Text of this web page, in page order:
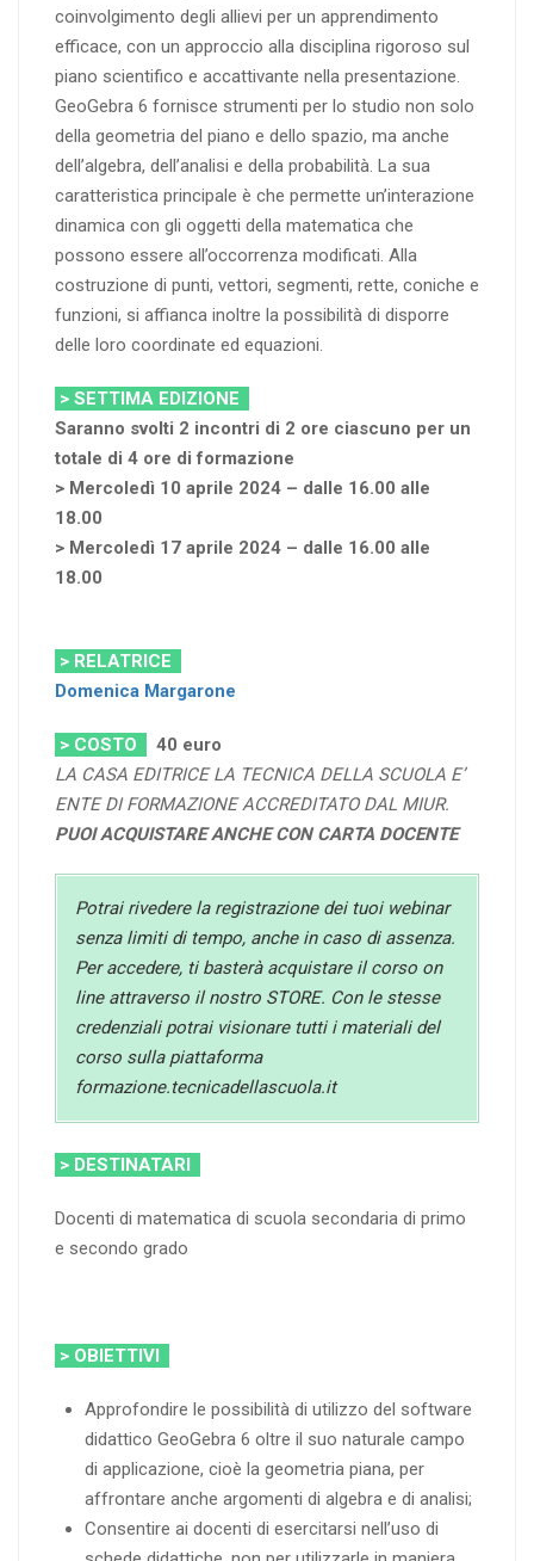
coinvolgimento degli allievi per un apprendimento
efficace, con un approccio alla disciplina rigoroso sul
piano scientifico e accattivante nella presentazione.
GeoGebra 6 fornisce strumenti per lo studio non solo
della geometria del piano e dello spazio, ma anche
dell’algebra, dell’analisi e della probabilità. La sua
caratteristica principale è che permette un’interazione
dinamica con gli oggetti della matematica che
possono essere all’occorrenza modificati. Alla
costruzione di punti, vettori, segmenti, rette, coniche e
funzioni, si affianca inoltre la possibilità di disporre
delle loro coordinate ed equazioni.
> SETTIMA EDIZIONE
Saranno svolti 2 incontri di 2 ore ciascuno per un
totale di 4 ore di formazione
> Mercoledì 10 aprile 2024 – dalle 16.00 alle
18.00
> Mercoledì 17 aprile 2024 – dalle 16.00 alle
18.00
> RELATRICE
Domenica Margarone
> COSTO 40 euro
LA CASA EDITRICE LA TECNICA DELLA SCUOLA E’
ENTE DI FORMAZIONE ACCREDITATO DAL MIUR.
PUOI ACQUISTARE ANCHE CON CARTA DOCENTE
Potrai rivedere la registrazione dei tuoi webinar
senza limiti di tempo, anche in caso di assenza.
Per accedere, ti basterà acquistare il corso on
line attraverso il nostro STORE. Con le stesse
credenziali potrai visionare tutti i materiali del
corso sulla piattaforma
formazione.tecnicadellascuola.it
> DESTINATARI
Docenti di matematica di scuola secondaria di primo
e secondo grado
> OBIETTIVI
Approfondire le possibilità di utilizzo del software
didattico GeoGebra 6 oltre il suo naturale campo
di applicazione, cioè la geometria piana, per
affrontare anche argomenti di algebra e di analisi;
Consentire ai docenti di esercitarsi nell’uso di